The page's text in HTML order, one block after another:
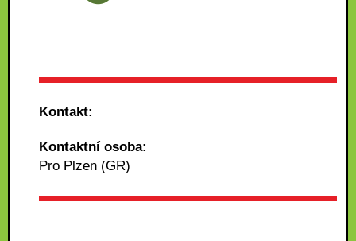
Kontakt:
Kontaktní osoba:
Pro Plzen (GR)